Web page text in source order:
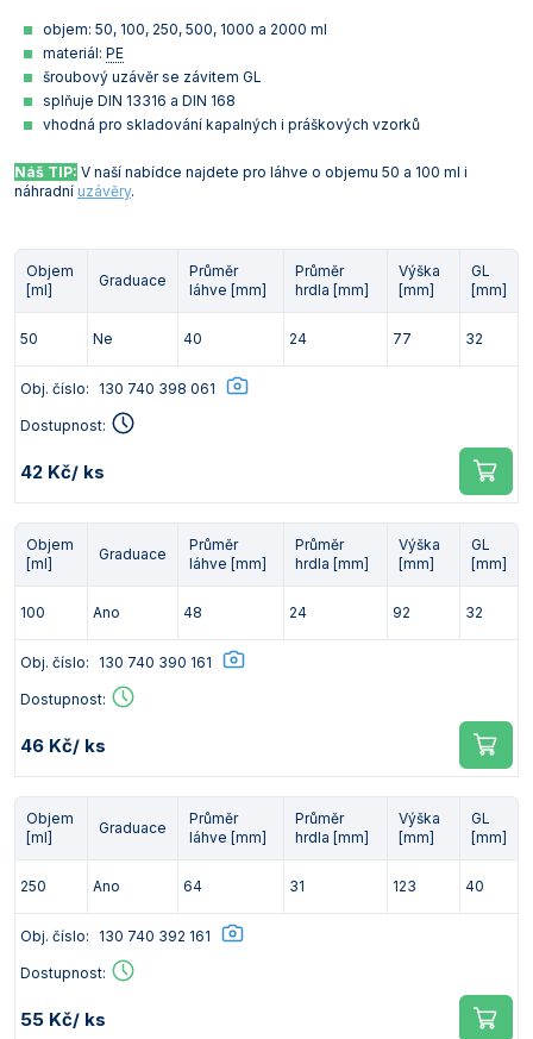
objem: 50, 100, 250, 500, 1000 a 2000 ml
materiál: PE
šroubový uzávěr se závitem GL
splňuje DIN 13316 a DIN 168
vhodná pro skladování kapalných i práškových vzorků
Náš TIP: V naší nabídce najdete pro láhve o objemu 50 a 100 ml i
náhradní uzávěry.
Objem
[ml]
Graduace
Průměr
láhve [mm]
Průměr
hrdla [mm]
Výška
[mm]
GL
[mm]
50 Ne 40 24 77 32
Obj. číslo: 130 740 398 061
Dostupnost:
42 Kč/ ks
Objem
[ml]
Graduace
Průměr
láhve [mm]
Průměr
hrdla [mm]
Výška
[mm]
GL
[mm]
100 Ano 48 24 92 32
Obj. číslo: 130 740 390 161
Dostupnost:
46 Kč/ ks
Objem
[ml]
Graduace
Průměr
láhve [mm]
Průměr
hrdla [mm]
Výška
[mm]
GL
[mm]
250 Ano 64 31 123 40
Obj. číslo: 130 740 392 161
Dostupnost:
55 Kč/ ks